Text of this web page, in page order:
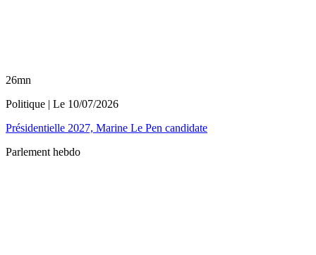
26mn
Politique | Le 10/07/2026
Présidentielle 2027, Marine Le Pen candidate
Parlement hebdo